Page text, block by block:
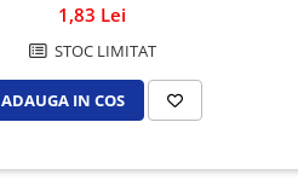
1,83 Lei
STOC LIMITAT
ADAUGA IN COS